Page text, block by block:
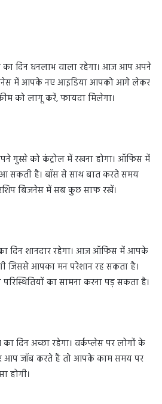
दिन धनलाभ वाला रहेगा। आज आप अपने
में आपके नए आइडिया आपको आगे लेकर
को लागू करें, फायदा मिलेगा।
गुस्से को कंट्रोल में रखना होगा। ऑफिस में
सकती है। बॉस से साथ बात करते समय
बिजनेस में सब कुछ साफ रखें।
दिन शानदार रहेगा। आज ऑफिस में आपके
जिससे आपका मन परेशान रह सकता है।
का सामना करना पड़ सकता है।
दिन अच्छा रहेगा। वर्कप्लेस पर लोगों के
आप जॉब करते हैं तो आपके काम समय पर
होगी।